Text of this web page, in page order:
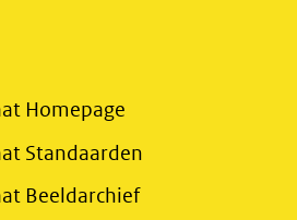
Homepage
in
Standaarden
Beeldarchief(opent